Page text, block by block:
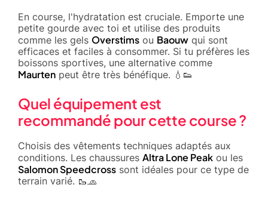
En course, l'hydratation est cruciale. Emporte une
petite gourde avec toi et utilise des produits
comme les gels Overstims ou Baouw qui sont
efficaces et faciles à consommer. Si tu préfères les
boissons sportives, une alternative comme
Maurten peut être très bénéfique. 💧👟
Quel équipement est
recommandé pour cette course ?
Choisis des vêtements techniques adaptés aux
conditions. Les chaussures Altra Lone Peak ou les
Salomon Speedcross sont idéales pour ce type de
terrain varié. 🥾🧢